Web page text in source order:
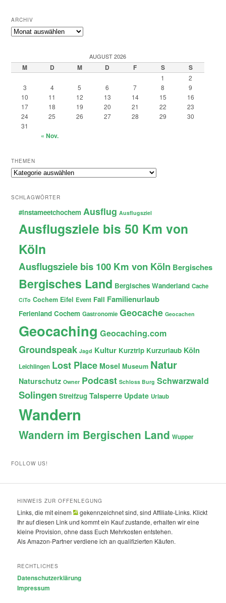
ARCHIV
Archiv
AUGUST 2026
M D M D F S S
1
2
3
4 5 6 7 8
9
10
11 12 13 14 15
16
17
18 19 20 21 22
23
24
25 26 27 28 29
30
31
« Nov.
THEMEN
Themen
SCHLAGWÖRTER
#instameetchochem Ausflug Ausflugsziel
Ausflugsziele bis 50 Km von
Köln
Ausflugsziele bis 100 Km von Köln Bergisches
Bergisches Land Bergisches Wanderland Cache
CiTo Cochem Eifel Event Fail Familienurlaub
Ferienland Cochem Gastronomie Geocache Geocachen
Geocaching Geocaching.com
Groundspeak Jagd Kultur Kurztrip Kurzurlaub Köln
Leichlingen Lost Place Mosel Museum Natur
Naturschutz Owner Podcast Schloss Burg Schwarzwald
Solingen Streifzug Talsperre Update Urlaub
Wandern
Wandern im Bergischen Land Wupper
FOLLOW US!
HINWEIS ZUR OFFENLEGUNG
Links, die mit einem
gekennzeichnet sind, sind Affiliate-Links. Klickt
Ihr auf diesen Link und kommt ein Kauf zustande, erhalten wir eine
kleine Provision, ohne dass Euch Mehrkosten entstehen.
Als Amazon-Partner verdiene ich an qualifizierten Käufen.
RECHTLICHES
Datenschutzerklärung
Impressum